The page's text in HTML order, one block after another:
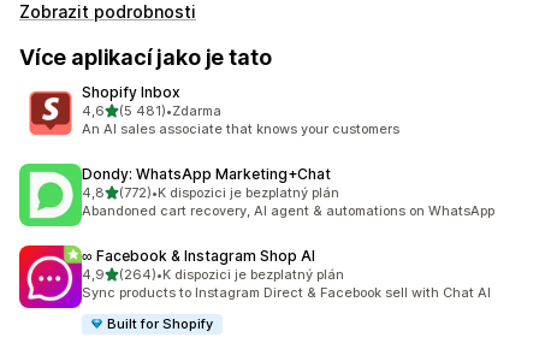
Zobrazit podrobnosti
Více aplikací jako je tato
Shopify Inbox
4,6z 5 hvězd
(5 481)
Celkový počet recenzí: 5481
•Zdarma
An AI sales associate that knows your customers
Dondy: WhatsApp Marketing+Chat
4,8z 5 hvězd
(772)
Celkový počet recenzí: 772
•K dispozici je bezplatný plán
Abandoned cart recovery, AI agent & automations on WhatsApp
∞ Facebook & Instagram Shop AI
4,9z 5 hvězd
(264)
Celkový počet recenzí: 264
•K dispozici je bezplatný plán
Sync products to Instagram Direct & Facebook sell with Chat AI
Built for Shopify